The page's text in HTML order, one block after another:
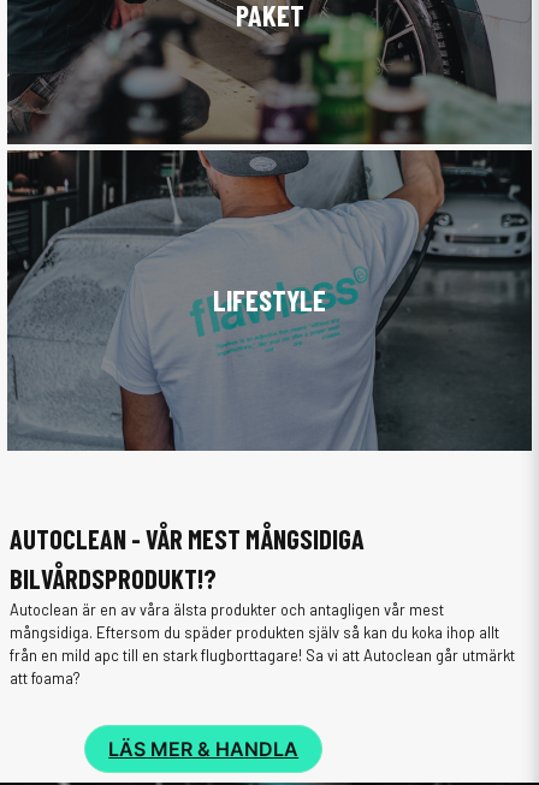
PAKET
LIFESTYLE
AUTOCLEAN - VÅR MEST MÅNGSIDIGA
BILVÅRDSPRODUKT!?
Autoclean är en av våra älsta produkter och antagligen vår mest
mångsidiga. Eftersom du späder produkten själv så kan du koka ihop allt
från en mild apc till en stark flugborttagare! Sa vi att Autoclean går utmärkt
att foama?
LÄS MER & HANDLA